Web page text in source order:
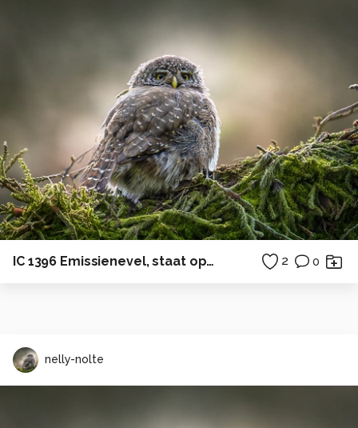
IC 1396 Emissienevel, staat op ongeveer 2.400 lichtjaar van de Aarde 2 0
nelly-nolte